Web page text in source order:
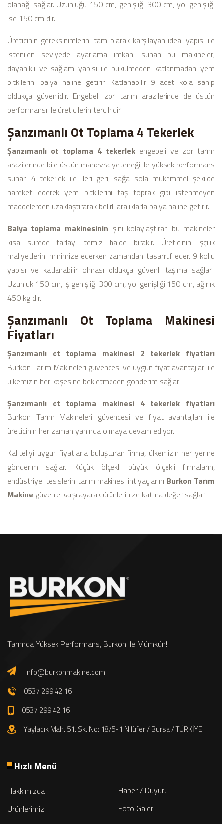
olanağı sağlar. Uzunluğu 150 cm, genişliği 300 cm, yol genişliği
ise 150 cm dir.
Üreticinin gereksinimlerini tam olarak karşılayan ideal yapısı ile
istenilen seviyede ayarlama imkanı sunan bu makineler;
dayanıklı ve sağlam yapısı ile bükülmeden katlanmadan yem
bitkilerini balya haline getirir. Katlanabilir 9 adet kola sahip
oldukça güvenlidir. Engebeli zor tarım arazilerinde de üstün
performansı ile üreticilerin tercihidir.
Şanzımanlı Ot Toplama 4 Tekerlek
Şanzımanlı ot toplama 4 tekerlek engebeli ve zor tarım
arazilerinde bile üstün manevra yeteneği ile yüksek performans
sunar. 4 tekerlek ile ileri geri, sağa sola mükemmel şekilde
hareket ederek yem bitkilerini taş toprak gibi istenmeyen
maddelerden uzaklaştırarak belirli aralıklarla balya haline getirir.
Balya toplama makinesinin işini kolaylaştıran bu makineler
kısa sürede tarlayı temiz halde bırakır. Üreticinin işçilik
maliyetlerini minimize ederken zamandan tasarruf eder. 9 kollu
yapısı ve katlanabilir olması oldukça güvenli taşıma sağlar.
Uzunluk 150 cm, iş genişliği 300 cm, yol genişliği 150 cm, ağırlık
450 kg dır.
Şanzımanlı Ot Toplama Makinesi
Fiyatları
Şanzımanlı ot toplama makinesi 2 tekerlek fiyatları
Burkon Tarım Makineleri güvencesi ve uygun fiyat avantajları ile
ülkemizin her köşesine bekletmeden gönderim sağlar
Şanzımanlı ot toplama makinesi 4 tekerlek fiyatları
Burkon Tarım Makineleri güvencesi ve fiyat avantajları ile
üreticinin her zaman yanında olmaya devam ediyor.
Kaliteliyi uygun fiyatlarla buluşturan firma, ülkemizin her yerine
gönderim sağlar. Küçük ölçekli büyük ölçekli firmaların,
endüstriyel tesislerin tarım makinesi ihtiyaçlarını Burkon Tarım
Makine güvenle karşılayarak ürünlerinize katma değer sağlar.
Tarımda Yüksek Performans, Burkon ile Mümkün!
info@burkonmakine.com
0537 299 42 16
0537 299 42 16
Yaylacık Mah. 51. Sk. No: 18/5-1 Nilüfer / Bursa / TÜRKİYE
Hızlı Menü
Hakkımızda
Ürünlerimiz
Haber / Duyuru
Foto Galeri